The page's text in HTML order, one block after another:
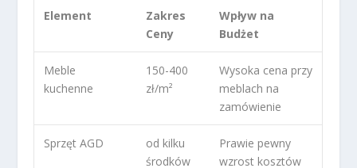
Element
Zakres
Ceny
Wpływ na
Budżet
Meble
kuchenne
150-400
zł/m²
Wysoka cena przy
meblach na
zamówienie
Sprzęt AGD
od kilku
środków
Prawie pewny
wzrost kosztów